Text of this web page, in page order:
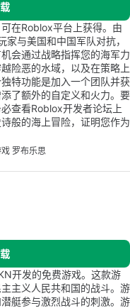
在Roblox平台上获得。由
与美国和中国军队对抗，
会通过战略指挥您的海军力
险恶的水域，以及在策略上
特功能是加入一个团队并获
了额外的自定义和火力。要
查看Roblox开发者论坛上
般的海上冒险，证明您作为
罗布乐思
开发的免费游戏。这款游
主义人民共和国的战斗。游
艇参与激烈战斗的刺激。游